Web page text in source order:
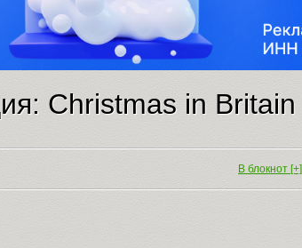
Christmas in Britain
В блокнот [+]